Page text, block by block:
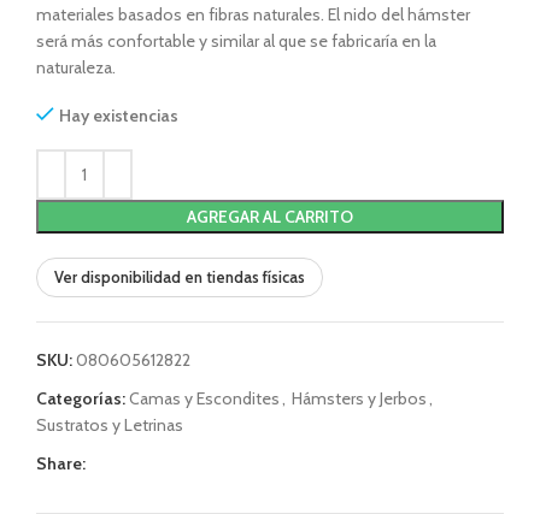
materiales basados en fibras naturales. El nido del hámster
será más confortable y similar al que se fabricaría en la
naturaleza.
Hay existencias
AGREGAR AL CARRITO
Ver disponibilidad en tiendas físicas
SKU:080605612822
Categorías:Camas y Escondites, Hámsters y Jerbos,
Sustratos y Letrinas
Share: